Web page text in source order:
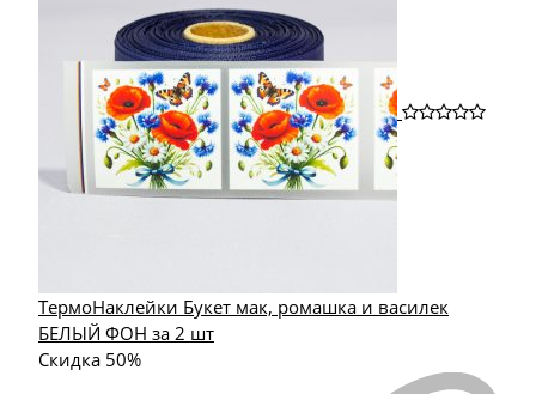
ТермоНаклейки Букет мак, ромашка и василек
БЕЛЫЙ ФОН за 2 шт
Скидка 50%